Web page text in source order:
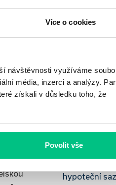
Více o cookies
návštěvnosti využíváme
média, inzerci a analýzy.
získali v důsledku toho, že
Povolit vše
může
s
slevu do
Český
2026
tlakem a část
růstu.
hypoteční